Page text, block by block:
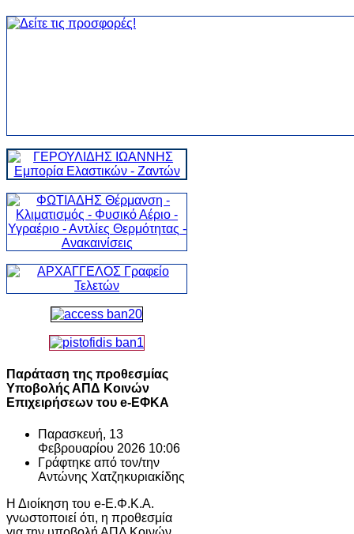
Παράταση της προθεσμίας
Υποβολής ΑΠΔ Κοινών
Επιχειρήσεων του e-ΕΦΚΑ
Παρασκευή, 13
Φεβρουαρίου 2026 10:06
Γράφτηκε από τον/την
Αντώνης Χατζηκυριακίδης
Η Διοίκηση του e-Ε.Φ.Κ.Α.
γνωστοποιεί ότι, η προθεσμία